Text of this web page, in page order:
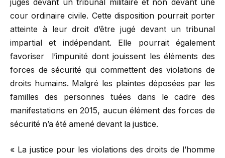
jugés devant un tribunal militaire et non devant une
cour ordinaire civile. Cette disposition pourrait porter
atteinte à leur droit d’être jugé devant un tribunal
impartial et indépendant. Elle pourrait également
favoriser l’impunité dont jouissent les éléments des
forces de sécurité qui commettent des violations de
droits humains. Malgré les plaintes déposées par les
familles des personnes tuées dans le cadre des
manifestations en 2015, aucun élément des forces de
sécurité n’a été amené devant la justice.
« La justice pour les violations des droits de l’homme